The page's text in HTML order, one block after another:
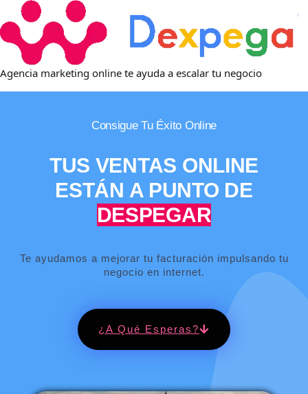
Agencia marketing online te ayuda a escalar tu negocio
Consigue Tu Éxito Online
TUS VENTAS ONLINE
ESTÁN A PUNTO DE
DESPEGAR
Te ayudamos a mejorar tu facturación impulsando tu
negocio en internet.
¿A Qué Esperas?